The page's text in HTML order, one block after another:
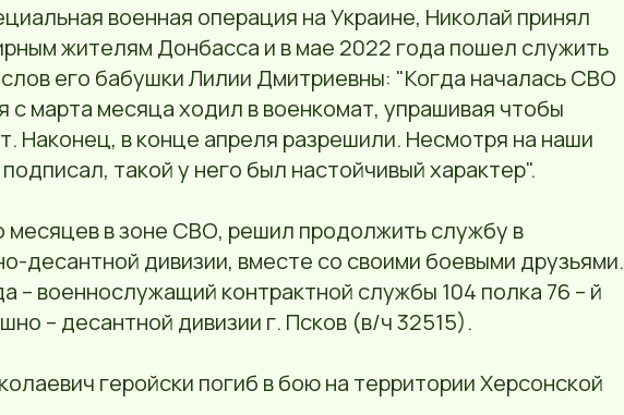
военная операция на Украине, Николай принял
жителям Донбасса и в мае 2022 года пошел служить
его бабушки Лилии Дмитриевны: "Когда началась СВО
с марта месяца ходил в военкомат, упрашивая чтобы
Наконец, в конце апреля разрешили. Несмотря на наши
такой у него был настойчивый характер".
месяцев в зоне СВО, решил продолжить службу в
десантной дивизии, вместе со своими боевыми друзьями.
– военнослужащий контрактной службы 104 полка 76 – й
– десантной дивизии г. Псков (в/ч 32515).
геройски погиб в бою на территории Херсонской